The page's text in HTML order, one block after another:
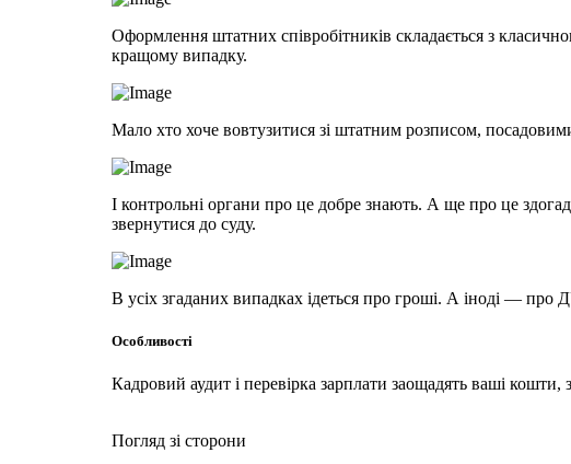
Оформлення штатних співробітників складається з
кращому випадку.
Мало хто хоче вовтузитися зі штатним розписом,
І контрольні органи про це добре знають. А ще про це
звернутися до суду.
В усіх згаданих випадках ідеться про гроші. А іноді — про
Особливості
Кадровий аудит і перевірка зарплати заощадять ваші кошти,
Погляд зі сторони